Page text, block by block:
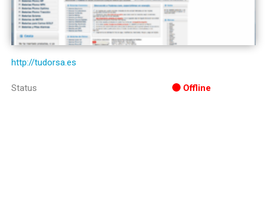
http://tudorsa.es
Status Offline